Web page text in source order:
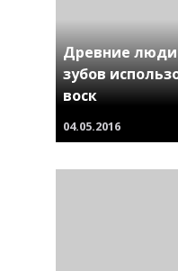
Древние
зубов
воск
04.05.2016